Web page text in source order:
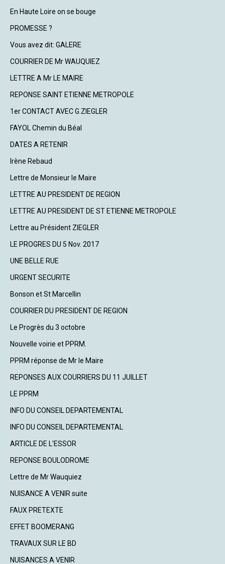
En Haute Loire on se bouge
PROMESSE ?
Vous avez dit: GALERE
COURRIER DE Mr WAUQUIEZ
LETTRE A Mr LE MAIRE
REPONSE SAINT ETIENNE METROPOLE
1er CONTACT AVEC G.ZIEGLER
FAYOL Chemin du Béal
DATES A RETENIR
Irène Rebaud
Lettre de Monsieur le Maire
LETTRE AU PRESIDENT DE REGION
LETTRE AU PRESIDENT DE ST ETIENNE METROPOLE
Lettre au Président ZIEGLER
LE PROGRES DU 5 Nov. 2017
UNE BELLE RUE
URGENT SECURITE
Bonson et St Marcellin
COURRIER DU PRESIDENT DE REGION
Le Progrès du 3 octobre
Nouvelle voirie et PPRM.
PPRM réponse de Mr le Maire
REPONSES AUX COURRIERS DU 11 JUILLET
LE PPRM
INFO DU CONSEIL DEPARTEMENTAL
INFO DU CONSEIL DEPARTEMENTAL
ARTICLE DE L'ESSOR
REPONSE BOULODROME
Lettre de Mr Wauquiez
NUISANCE A VENIR suite
FAUX PRETEXTE
EFFET BOOMERANG
TRAVAUX SUR LE BD
NUISANCES A VENIR